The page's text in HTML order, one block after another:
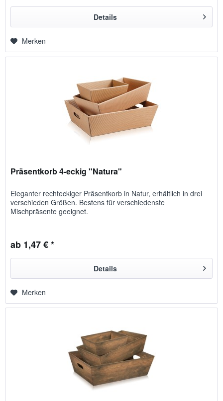
Details
Merken
Präsentkorb 4-eckig "Natura"
Eleganter rechteckiger Präsentkorb in Natur, erhältlich in drei
verschieden Größen. Bestens für verschiedenste
Mischpräsente geeignet.
ab 1,47 € *
Details
Merken